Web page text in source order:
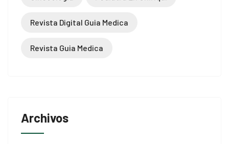
Revista Digital Guia Medica
Revista Guia Medica
Archivos